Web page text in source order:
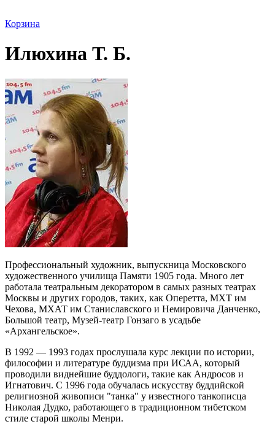
Корзина
Илюхина Т. Б.
Профессиональный художник, выпускница Московского
художественного училища Памяти 1905 года. Много лет
работала театральным декоратором в самых разных театрах
Москвы и других городов, таких, как Оперетта, МХТ им
Чехова, МХАТ им Станиславского и Немировича Данченко,
Большой театр, Музей-театр Гонзаго в усадьбе
«Архангельское».
В 1992 — 1993 годах прослушала курс лекции по истории,
философии и литературе буддизма при ИСАА, который
проводили виднейшие буддологи, такие как Андросов и
Игнатович. С 1996 года обучалась искусству буддийской
религиозной живописи "танка" у известного танкописца
Николая Дудко, работающего в традиционном тибетском
стиле старой школы Менри.